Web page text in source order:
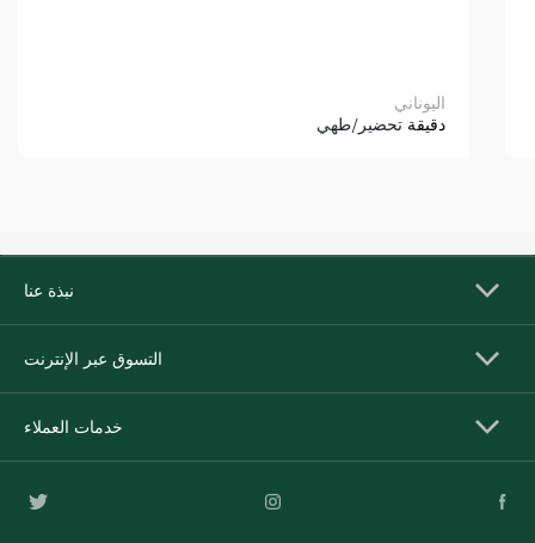
اليوناني
دقيقة تحضير/طهي
نبذة عنا
التسوق عبر الإنترنت
خدمات العملاء